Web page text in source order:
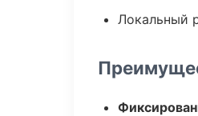
Локальный